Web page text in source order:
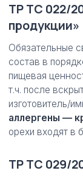
ТР ТС 022/
продукции»
Обязательные
состав в
пищевая
т.ч. после
изготовитель/
аллергены —
орехи входят в
ТР ТС 029/